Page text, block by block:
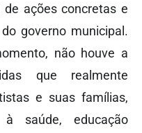
ações concretas e
governo municipal.
não houve a
que realmente
e suas famílias,
saúde, educação